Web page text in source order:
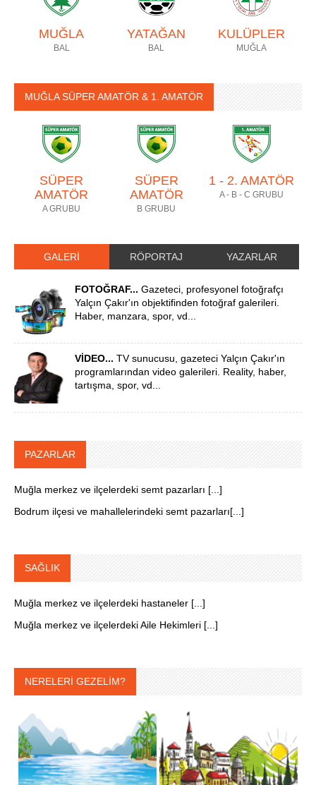
MUĞLA
BAL
YATAĞAN
BAL
KULÜPLER
MUĞLA
MUĞLA SÜPER AMATÖR & 1. AMATÖR
SÜPER
AMATÖR
A GRUBU
SÜPER
AMATÖR
B GRUBU
1 - 2. AMATÖR
A - B - C GRUBU
GALERİ RÖPORTAJ YAZARLAR
FOTOĞRAF... Gazeteci, profesyonel fotoğrafçı
Yalçın Çakır'ın objektifinden fotoğraf galerileri.
Haber, manzara, spor, vd...
VİDEO... TV sunucusu, gazeteci Yalçın Çakır'ın
programlarından video galerileri. Reality, haber,
tartışma, spor, vd...
PAZARLAR
Muğla merkez ve ilçelerdeki semt pazarları [...]
Bodrum ilçesi ve mahallelerindeki semt pazarları[...]
SAĞLIK
Muğla merkez ve ilçelerdeki hastaneler [...]
Muğla merkez ve ilçelerdeki Aile Hekimleri [...]
NERELERİ GEZELİM?